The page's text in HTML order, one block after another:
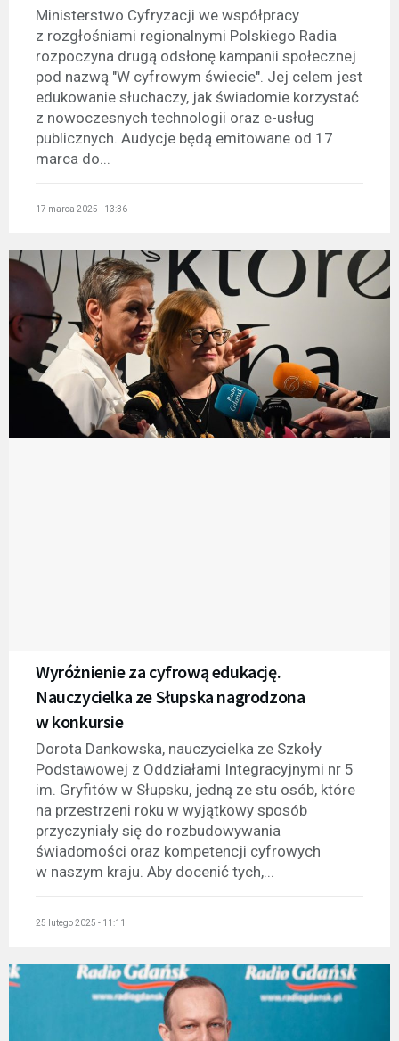
Ministerstwo Cyfryzacji we współpracy
z rozgłośniami regionalnymi Polskiego Radia
rozpoczyna drugą odsłonę kampanii społecznej
pod nazwą "W cyfrowym świecie". Jej celem jest
edukowanie słuchaczy, jak świadomie korzystać
z nowoczesnych technologii oraz e-usług
publicznych. Audycje będą emitowane od 17
marca do...
17 marca 2025 - 13:36
Wyróżnienie za cyfrową edukację.
Nauczycielka ze Słupska nagrodzona
w konkursie
Dorota Dankowska, nauczycielka ze Szkoły
Podstawowej z Oddziałami Integracyjnymi nr 5
im. Gryfitów w Słupsku, jedną ze stu osób, które
na przestrzeni roku w wyjątkowy sposób
przyczyniały się do rozbudowywania
świadomości oraz kompetencji cyfrowych
w naszym kraju. Aby docenić tych,...
25 lutego 2025 - 11:11